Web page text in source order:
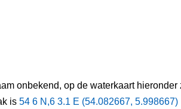
onbekend, op de waterkaart hieronder
is 54 6 N,6 3.1 E (54.082667, 5.998667)